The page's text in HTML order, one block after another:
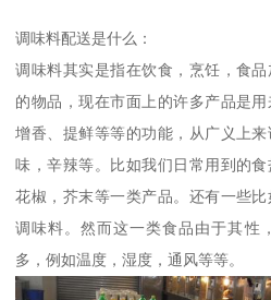
调味料配送是什么：
调味料其实是指在饮食，烹饪，食
的物品，现在市面上的许多产品是用
增香、提鲜等等的功能，从广义上
味，辛辣等。比如我们日常用到的
花椒，芥末等一类产品。还有一些
调味料。然而这一类食品由于其性
多，例如温度，湿度，通风等等。